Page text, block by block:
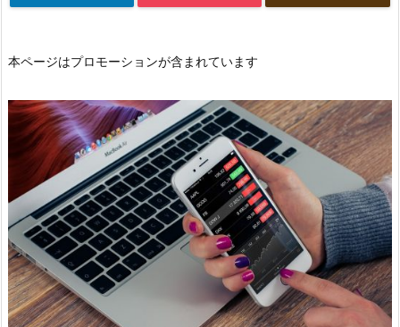
本ページはプロモーションが含まれています